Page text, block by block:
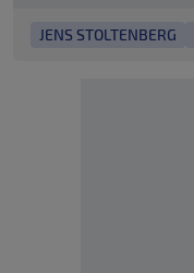
JENS STOLTENBERG